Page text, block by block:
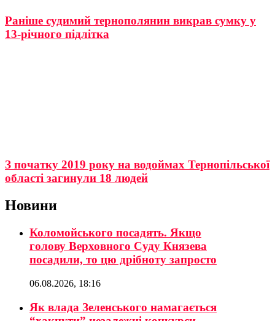
Раніше судимий тернополянин викрав сумку у
13-річного підлітка
З початку 2019 року на водоймах Тернопільської
області загинули 18 людей
Новини
Коломойського посадять. Якщо
голову Верховного Суду Князева
посадили, то цю дрібноту запросто
06.08.2026, 18:16
Як влада Зеленського намагається